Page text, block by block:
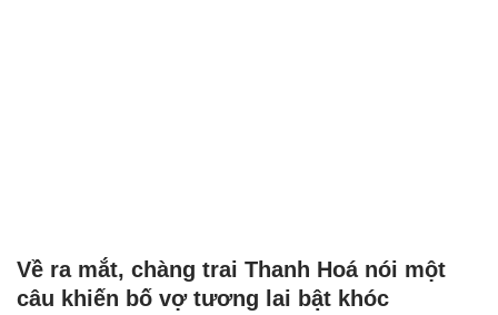
Về ra mắt, chàng trai Thanh Hoá nói một
câu khiến bố vợ tương lai bật khóc